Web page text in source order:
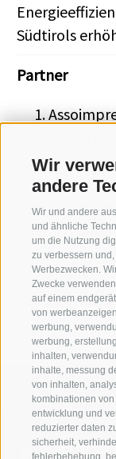
Wir
andere
Wir und andere
und ähnliche
um die Nutzung
zu verbessern
Werbezwecken.
Zwecke
auf einem
von
werbung,
werbung,
inhalten,
inhalte, messung
von inhalten,
kombinationen
entwicklung und
reduzierter daten
sicherheit,
fehlerbehebung,
Südtirols
Partner
Eurac
Unione
LVH
Agenzia
(Italia)